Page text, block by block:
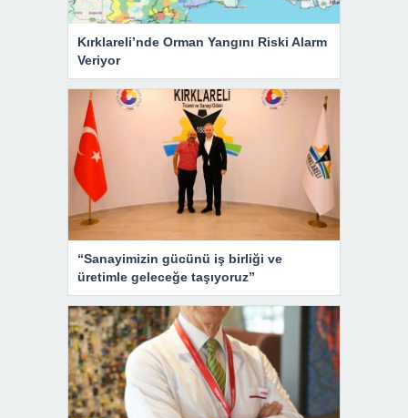
Kırklareli’nde Orman Yangını Riski Alarm
Veriyor
“Sanayimizin gücünü iş birliği ve
üretimle geleceğe taşıyoruz”